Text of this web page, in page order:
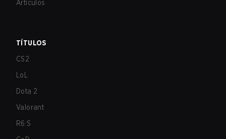
Artículos
TÍTULOS
CS2
LoL
Dota 2
Valorant
R6:S